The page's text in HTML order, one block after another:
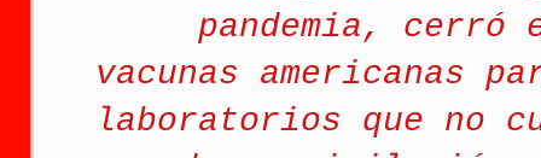
pandemia,
vacunas americanas
laboratorios que no